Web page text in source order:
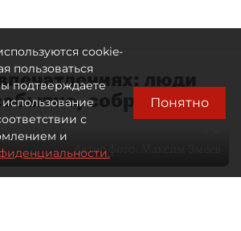
люди
собранное
Автор фото:
cookie-
пользоваться
подтверждаете
с
и
Понятно